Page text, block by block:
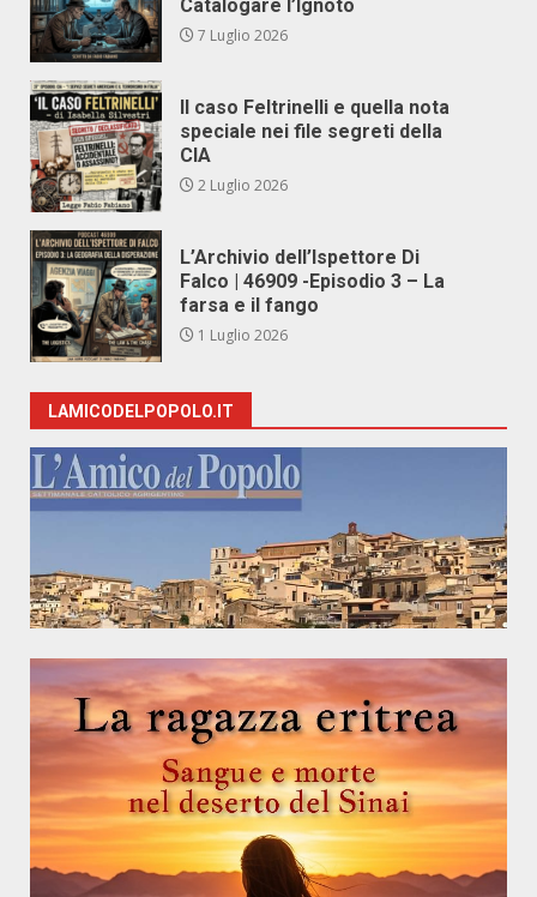
Catalogare l’Ignoto
7 Luglio 2026
Il caso Feltrinelli e quella nota
speciale nei file segreti della
CIA
2 Luglio 2026
L’Archivio dell’Ispettore Di
Falco | 46909 -Episodio 3 – La
farsa e il fango
1 Luglio 2026
LAMICODELPOPOLO.IT